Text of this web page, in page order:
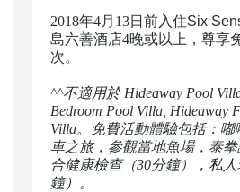
2018年4月13日前入住Six
島六善酒店4晚或以上，尊享
次。
^^不適用於 Hideaway Pool
Bedroom Pool Villa, Hideaway
Villa。免費活動體驗包括：
車之旅，參觀當地魚場，泰
合健康檢查（30分鐘），私
鐘）。